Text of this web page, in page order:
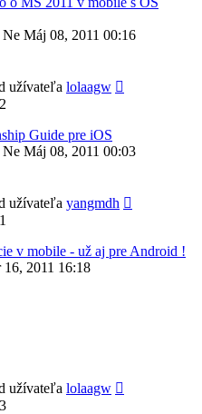
Ne Máj 08, 2011 00:16
užívateľa lolaagw
Guide pre iOS
Ne Máj 08, 2011 00:03
užívateľa yangmdh
v mobile - už aj pre Android !
16, 2011 16:18
užívateľa lolaagw